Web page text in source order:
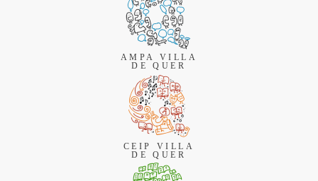
AMPA VILLA
DE QUER
CEIP VILLA
DE QUER